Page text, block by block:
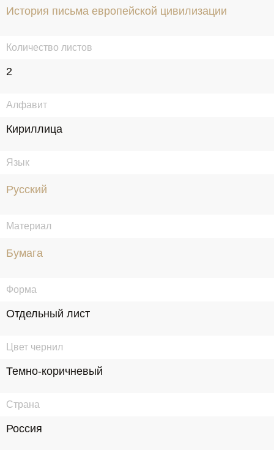
История письма европейской цивилизации
Количество листов
2
Алфавит
Кириллица
Язык
Русский
Материал
Бумага
Форма
Отдельный лист
Цвет чернил
Темно-коричневый
Страна
Россия